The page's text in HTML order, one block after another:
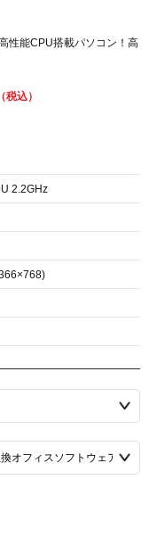
性能CPU搭載パソコン！高
2.2GHz